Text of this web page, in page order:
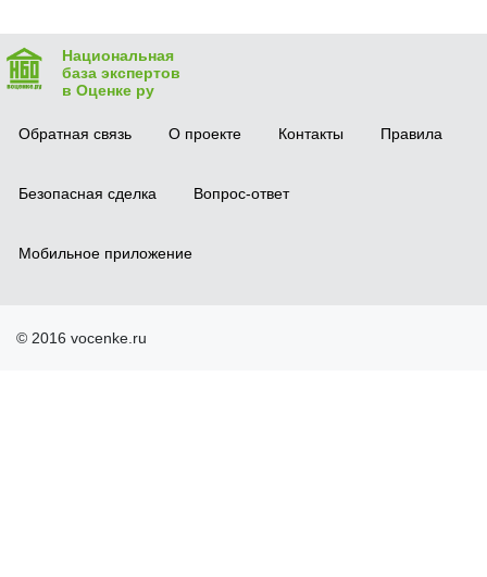
Национальная
база экспертов
в Оценке ру
Обратная связь О проекте Контакты Правила
Безопасная сделка Вопрос-ответ
Мобильное приложение
© 2016 vocenke.ru